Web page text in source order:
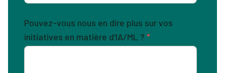
Pouvez-vous nous en dire plus sur vos
initiatives en matière d'IA/ML ? *